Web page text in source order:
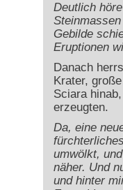
Deutlich
Gebilde
Eruptionen
Danach
Krater,
Sciara
erzeugten.
Da, eine
umwölkt,
näher. Und
und hinter